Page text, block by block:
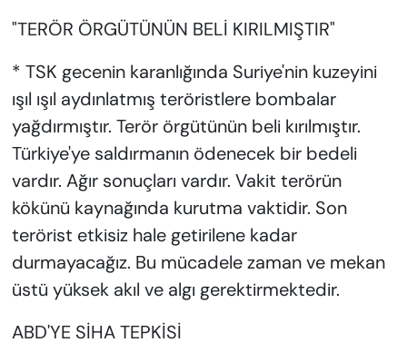
"TERÖR ÖRGÜTÜNÜN BELİ KIRILMIŞTIR"
* TSK gecenin karanlığında Suriye'nin kuzeyini
ışıl ışıl aydınlatmış teröristlere bombalar
yağdırmıştır. Terör örgütünün beli kırılmıştır.
Türkiye'ye saldırmanın ödenecek bir bedeli
vardır. Ağır sonuçları vardır. Vakit terörün
kökünü kaynağında kurutma vaktidir. Son
terörist etkisiz hale getirilene kadar
durmayacağız. Bu mücadele zaman ve mekan
üstü yüksek akıl ve algı gerektirmektedir.
ABD'YE SİHA TEPKİSİ